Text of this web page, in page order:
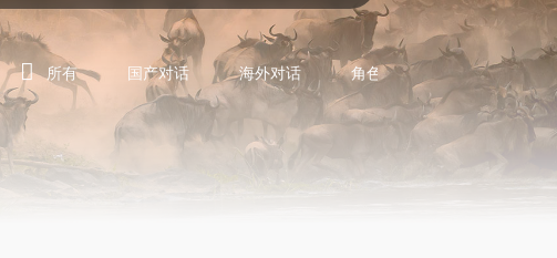
对话AI
所有 国产对话 海外对话 角色型对话 专用型对话